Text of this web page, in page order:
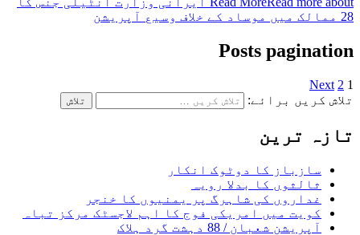
28 ممالک میں موساد کے خلاف وسیع آپریشن
Posts pagination
1
2
Next
تلاش کریں برائے:
تازہ ترین
سازباز کا دوٹوک انکار
ثالثوں کا بدلا رویہ
غداروں کی شاہرگ پر یمنیوں کا خنجر
کویت میں امریکی فوج کا اہم لاجسٹک مرکز تباہ
آپریشن شعبان / 88 دہشت گرد ہلاک